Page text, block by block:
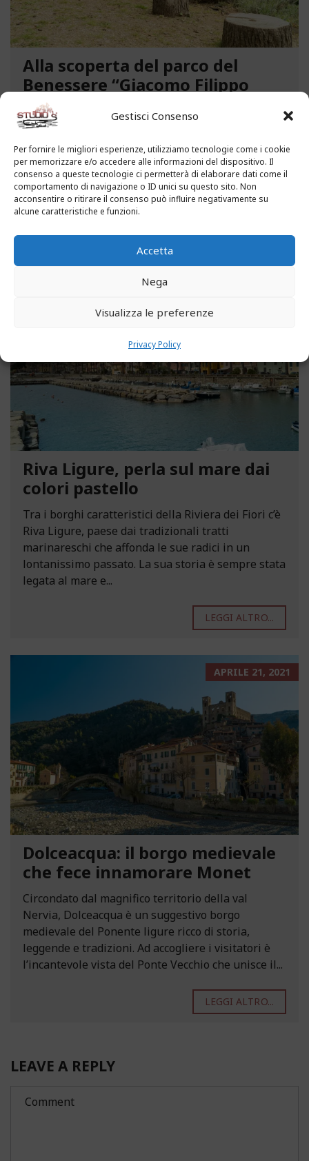
Gestisci Consenso
Per fornire le migliori esperienze, utilizziamo tecnologie come i cookie
per memorizzare e/o accedere alle informazioni del dispositivo. Il
consenso a queste tecnologie ci permetterà di elaborare dati come il
comportamento di navigazione o ID unici su questo sito. Non
acconsentire o ritirare il consenso può influire negativamente su
alcune caratteristiche e funzioni.
Accetta
Nega
Visualizza le preferenze
Privacy Policy
Alla scoperta del parco del
Benessere “Giacomo Filippo
Novaro” a Costarainera
A pochi passi dal mare, un angolo verde di
paradiso affascina i visitatori. Stiamo parlando del
Parco del Benessere “Giacomo Filippo Novaro” di
Costarainera nella Riviera dei Fiori. Un tempo
parco degli ex ospedali Novaro e...
LEGGI ALTRO...
Riva Ligure, perla sul mare dai
colori pastello
Tra i borghi caratteristici della Riviera dei Fiori c’è
Riva Ligure, paese dai tradizionali tratti
marinareschi che affonda le sue radici in un
lontanissimo passato. La sua storia è sempre stata
legata al mare e...
LEGGI ALTRO...
APRILE 21, 2021
Dolceacqua: il borgo medievale
che fece innamorare Monet
Circondato dal magnifico territorio della val
Nervia, Dolceacqua è un suggestivo borgo
medievale del Ponente ligure ricco di storia,
leggende e tradizioni. Ad accogliere i visitatori è
l’incantevole vista del Ponte Vecchio che unisce il...
LEGGI ALTRO...
LEAVE A REPLY